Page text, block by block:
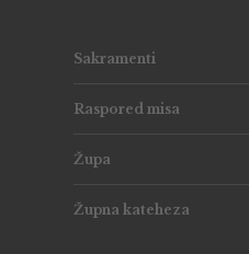
Sakramenti
Raspored misa
Župa
Župna kateheza